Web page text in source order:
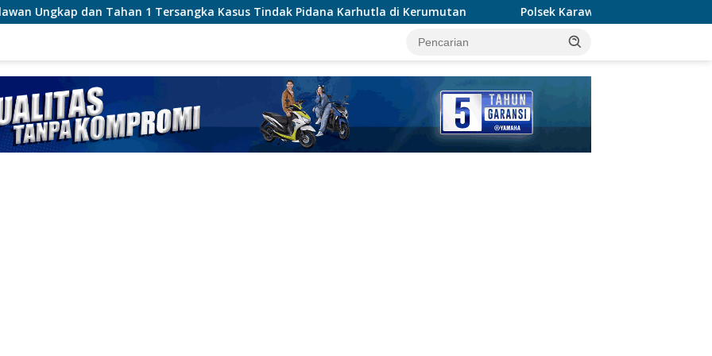
1 Tersangka Kasus Tindak Pidana Karhutla di Kerumutan Polsek Karawaci Tangkap Pelaku Curanmor, Penadah